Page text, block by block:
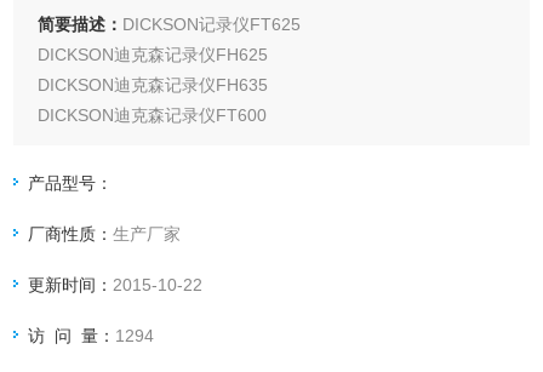
简要描述： DICKSON记录仪FT625
DICKSON迪克森记录仪FH625
DICKSON迪克森记录仪FH635
DICKSON迪克森记录仪FT600
DICKSON迪克森记录仪FT625
DICKSON迪克森记录仪FT640
产品型号：
厂商性质：生产厂家
更新时间： 2015-10-22
访 问 量： 1294